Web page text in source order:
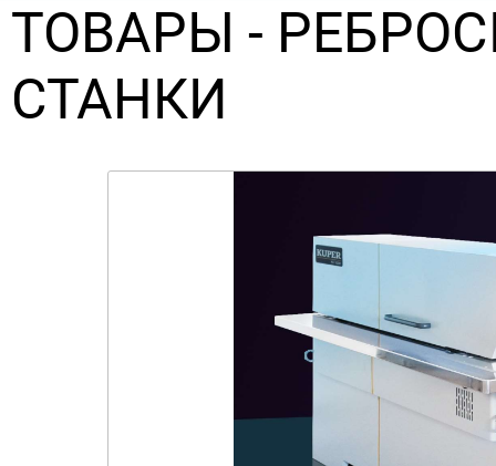
ТОВАРЫ -
СТАНКИ